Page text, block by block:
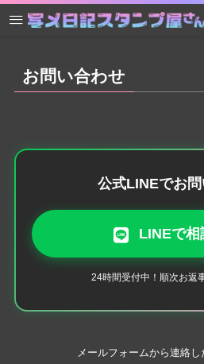
お問い合わせ
公式LINEでお
LINEで相
24時間受付中！順次お返
メールフォームから連絡し